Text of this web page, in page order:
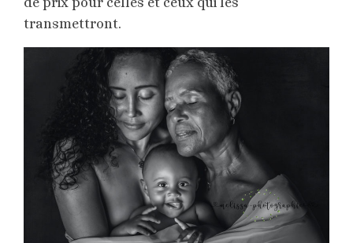
transmettront.